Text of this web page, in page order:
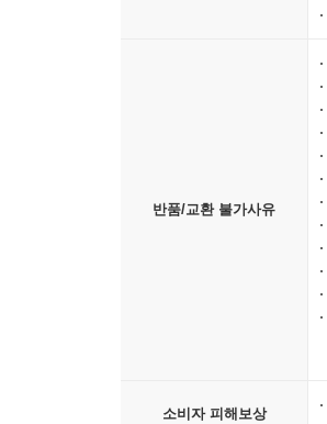
반품/교환 불가사유
소비자 피해보상